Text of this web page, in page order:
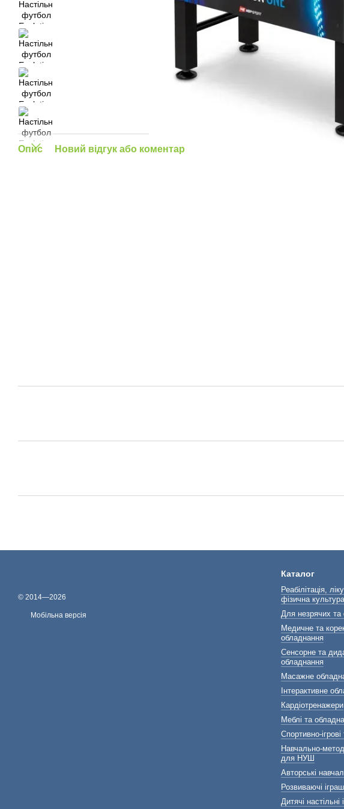
Опис Новий відгук або коментар
© 2014—2026
Мобільна версія
Каталог
Реабілітація,
фізична
Для незрячих та
Медичне та
обладнання
Сенсорне та
обладнання
Масажне
Інтерактивне
Кардіотренажери
Меблі та
Спортивно-
Навчально-
для НУШ
Авторські
Розвиваючі
Дитячі настільні